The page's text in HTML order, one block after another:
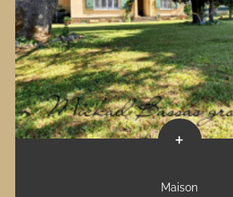
+
Maison